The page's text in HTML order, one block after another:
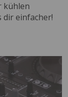
kühlen
dir einfacher!